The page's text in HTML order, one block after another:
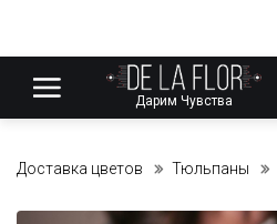
Дарим Чувства
Доставка цветов Тюльпаны